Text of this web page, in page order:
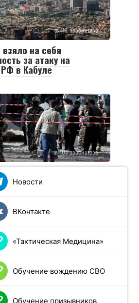
0 114 просмотров
на себя
за атаку на
в Кабуле
0 108 просмотров
рассказали
теракта в
0 114 просмотров
террориста в
Новости
ВКонтакте
«Тактическая Медицина»
Обучение вождению СВО
Обучение призывников